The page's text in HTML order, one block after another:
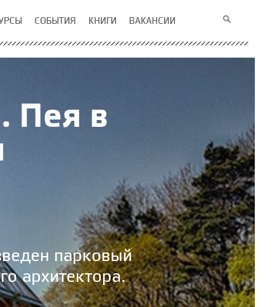
СОБЫТИЯ КНИГИ ВАКАНСИИ
Пея в
парковый
архитектора.